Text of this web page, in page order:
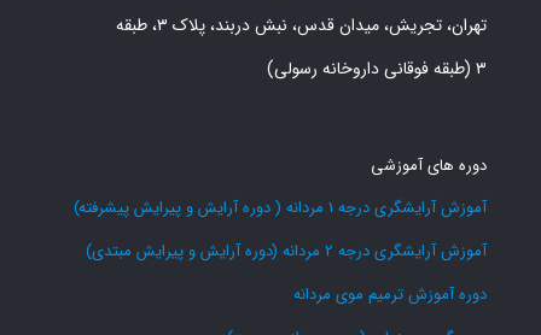
تهران، تجریش، میدان قدس، نبش دربند، پلاک ۳، طبقه
۳ (طبقه فوقانی داروخانه رسولی)
دوره های آموزشی
آموزش آرایشگری درجه 1 مردانه ( دوره آرایش و پیرایش پیشرفته)
آموزش آرایشگری درجه 2 مردانه (دوره آرایش و پیرایش مبتدی)
دوره آموزش ترمیم موی مردانه